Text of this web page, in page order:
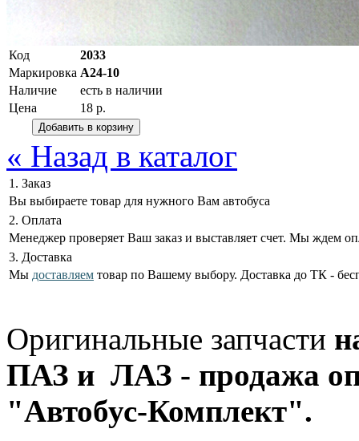
Код
2033
Маркировка А24-10
Наличие
есть в наличии
Цена
18 р.
« Назад в каталог
1. Заказ
Вы выбираете товар для нужного Вам автобуса
2. Оплата
Менеджер проверяет Ваш заказ и выставляет счет. Мы ждем
3. Доставка
Мы доставляем товар по Вашему выбору. Доставка до ТК -
Оригинальные запчасти
ПАЗ и ЛАЗ - продажа
"Автобус-Комплект".